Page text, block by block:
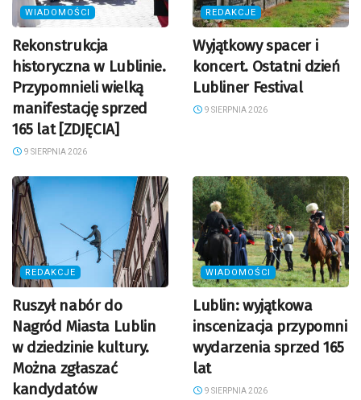
WIADOMOŚCI
Rekonstrukcja
historyczna w Lublinie.
Przypomnieli wielką
manifestację sprzed
165 lat [ZDJĘCIA]
9 SIERPNIA 2026
REDAKCJE
Wyjątkowy spacer i
koncert. Ostatni dzień
Lubliner Festival
9 SIERPNIA 2026
REDAKCJE
Ruszył nabór do
Nagród Miasta Lublin
w dziedzinie kultury.
Można zgłaszać
kandydatów
WIADOMOŚCI
Lublin: wyjątkowa
inscenizacja przypomni
wydarzenia sprzed 165
lat
9 SIERPNIA 2026